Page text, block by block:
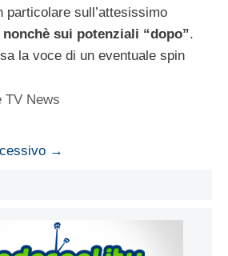
particolare sull’attesissimo
nonchè sui potenziali “dopo”.
la voce di un eventuale spin
TV News
→